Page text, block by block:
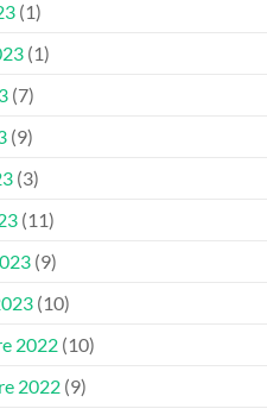
(1)
(1)
(7)
(9)
(3)
(11)
(9)
(10)
2022 (10)
2022 (9)